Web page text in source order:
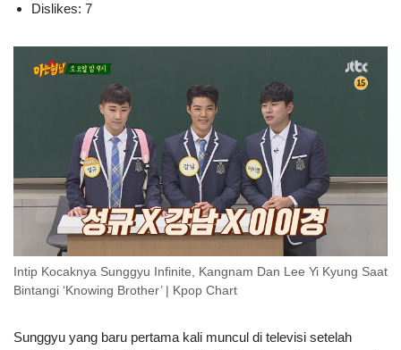
Dislikes: 7
Intip Kocaknya Sunggyu Infinite, Kangnam Dan Lee Yi Kyung Saat
Bintangi ‘Knowing Brother’ | Kpop Chart
Sunggyu yang baru pertama kali muncul di televisi setelah